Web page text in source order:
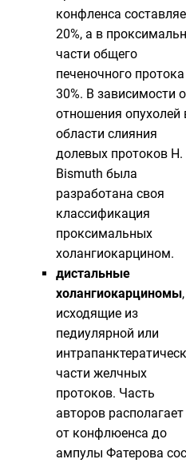
конфленса
20%, а в
части общего
печеночного
30%. В зависимости
отношения опухолей
области слияния
долевых протоков H.
Bismuth была
разработана своя
классификация
проксимальных
холангиокарцином.
дистальные
холангиокарциномы,
исходящие из
педиулярной или
части желчных
протоков. Часть
авторов располагает
от конфлюенса до
ампулы Фатерова